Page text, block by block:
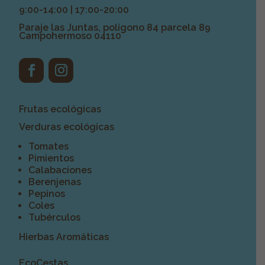
9:00-14:00 | 17:00-20:00
Paraje las Juntas, polígono 84 parcela 89
Campohermoso 04110
Frutas ecológicas
Verduras ecológicas
Tomates
Pimientos
Calabaciones
Berenjenas
Pepinos
Coles
Tubérculos
Hierbas Aromáticas